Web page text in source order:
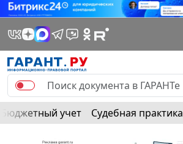
Бюджетный учет Судебная практика